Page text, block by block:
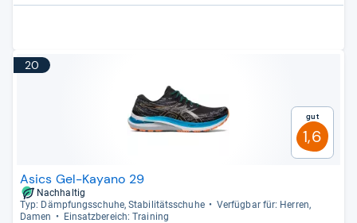
20
Gut
1,6
Asics Gel-Kayano 29
Nachhaltig
Typ: Dämp­fungs­schuhe, Sta­bi­li­täts­schuhe
Ver­füg­bar für: Her­ren,
Damen
Ein­satz­be­reich: Trai­ning